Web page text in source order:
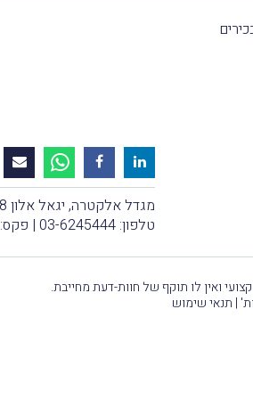
מגדל אלקטרה, יגאל אלון 98, תל-אביב 6789141
טלפון: 03-6245444 | פקס: 03-6245999
ואין לו תוקף של חוות-דעת מחייבת.
| תנאי שימוש